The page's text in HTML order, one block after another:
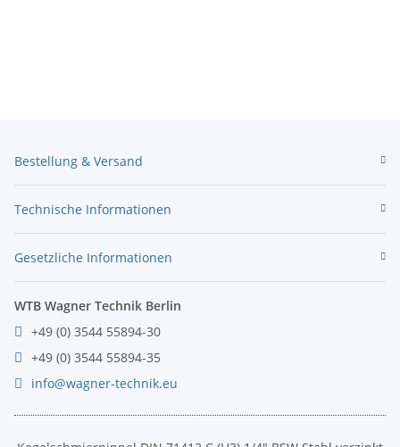
Bestellung & Versand
Technische Informationen
Gesetzliche Informationen
WTB Wagner Technik Berlin
+49 (0) 3544 55894-30
+49 (0) 3544 55894-35
info@wagner-technik.eu